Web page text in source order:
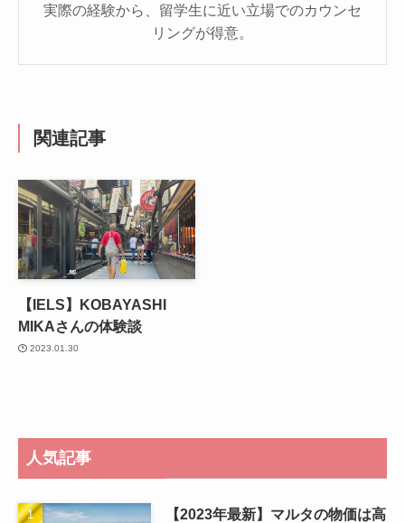
実際の経験から、留学生に近い立場でのカウンセ
リングが得意。
関連記事
【IELS】KOBAYASHI
MIKAさんの体験談
2023.01.30
人気記事
【2023年最新】マルタの物価は高